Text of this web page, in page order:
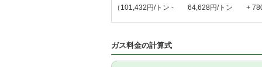
（101,432円/トン - 64,628円/トン +
ガス料金の計算式